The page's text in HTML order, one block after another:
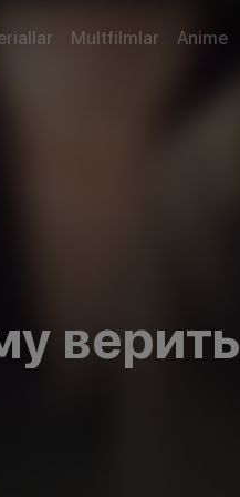
Multfilmlar Anime
верить